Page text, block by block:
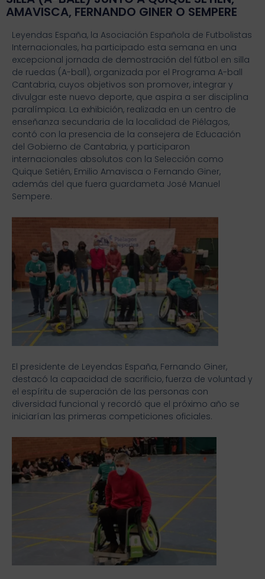
AMAVISCA, FERNANDO GINER O SEMPERE
Leyendas España, la Asociación Española de Futbolistas
Internacionales, ha participado esta semana en una
excepcional jornada de demostración del fútbol en silla
de ruedas (A-ball), organizada por el Programa A-ball
Cantabria, cuyos objetivos son promover, integrar y
divulgar este nuevo deporte, que aspira a ser disciplina
paralímpica. La exhibición, realizada en un centro de
enseñanza secundaria de la localidad de Piélagos,
contó con la presencia de la consejera de Educación
del Gobierno de Cantabria, y participaron
internacionales absolutos con la Selección como
Quique Setién, Emilio Amavisca o Fernando Giner,
además del que fuera guardameta José Manuel
Sempere.
El presidente de Leyendas España, Fernando Giner,
destacó la capacidad de sacrificio, fuerza de voluntad y
el espíritu de superación de las personas con
diversidad funcional y recordó que el próximo año se
iniciarían las primeras competiciones oficiales.